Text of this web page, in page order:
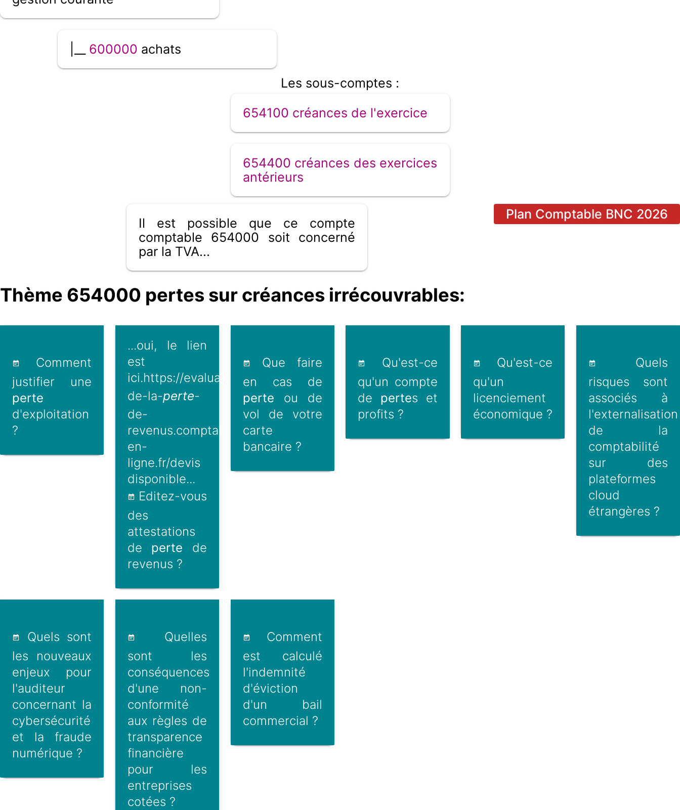
600000 achats
Les sous-comptes :
654100 créances de l'exercice
654400 créances des exercices
antérieurs
Plan Comptable BNC 2026
Il est possible que ce compte
comptable 654000 soit concerné
par la TVA...
Thème 654000 pertes sur créances irrécouvrables:
Comment
justifier une
perte
d'exploitation
?
...oui, le lien
est
ici.https://evaluation-
de-la-perte-
de-
revenus.comptable-
en-
ligne.fr/devis
disponible...
Editez-vous
des
attestations
de perte de
revenus ?
Que faire
en cas de
perte ou de
vol de votre
carte
bancaire ?
Qu'est-ce
qu'un compte
de pertes et
profits ?
Qu'est-ce
qu'un
licenciement
économique ?
Quels
risques sont
associés à
l'externalisation
de la
comptabilité
sur des
plateformes
cloud
étrangères ?
Quels sont
les nouveaux
enjeux pour
l'auditeur
concernant la
cybersécurité
et la fraude
numérique ?
Quelles
sont les
conséquences
d'une non-
conformité
aux règles de
transparence
financière
pour les
entreprises
cotées ?
Comment
est calculé
l'indemnité
d'éviction
d'un bail
commercial ?